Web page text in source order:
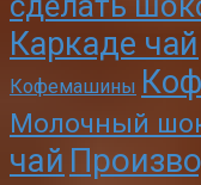
Каркаде чай
Кофемашины
Молочный
чай